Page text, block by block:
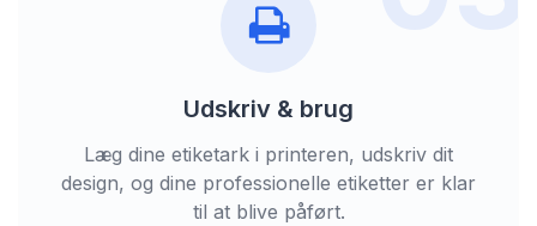
Udskriv & brug
Læg dine etiketark i printeren, udskriv dit
design, og dine professionelle etiketter er klar
til at blive påført.